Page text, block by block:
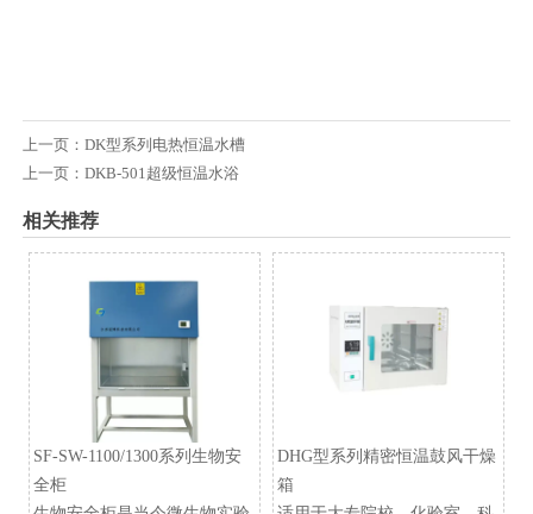
上一页： DK型系列电热恒温水槽
上一页： DKB-501超级恒温水浴
相关推荐
SF-SW-1100/1300系列生物安
全柜
DHG型系列精密恒温鼓风干燥
箱